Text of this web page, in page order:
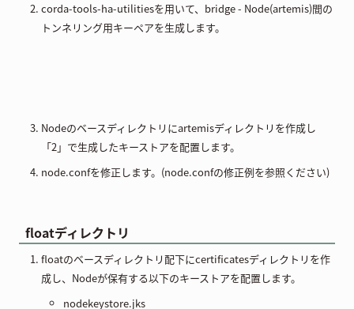
corda-tools-ha-utilitiesを用いて、bridge - Node(artemis)間の
トンネリング用キーペアを生成します。
Nodeのベースディレクトリにartemisディレクトリを作成し
「2」で生成したキーストアを配置します。
node.confを修正します。(node.confの修正例を参照ください)
floatディレクトリ
floatのベースディレクトリ配下にcertificatesディレクトリを作
成し、Nodeが保有する以下のキーストアを配置します。
nodekeystore.jks